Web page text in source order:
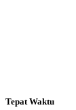
Tepat Waktu